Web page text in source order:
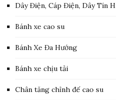
Dây Điện, Cáp Điện, Dây Tín
Bánh xe cao su
Bánh Xe Đa Hướng
Bánh xe chịu tải
Chân tăng chỉnh đế cao su